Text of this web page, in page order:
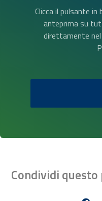
Clicca il pulsante
anteprima su
direttamente
Condividi